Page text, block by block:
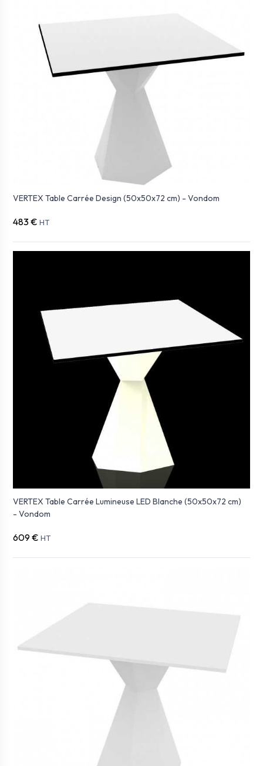
VERTEX Table Carrée Design (50x50x72 cm) - Vondom
483 € HT
VERTEX Table Carrée Lumineuse LED Blanche (50x50x72 cm)
- Vondom
609 € HT